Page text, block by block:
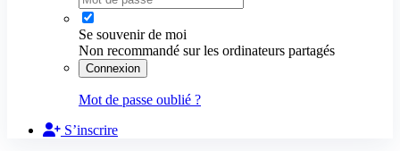
Se souvenir de moi
Non recommandé sur les ordinateurs partagés
Connexion
Mot de passe oublié ?
S’inscrire